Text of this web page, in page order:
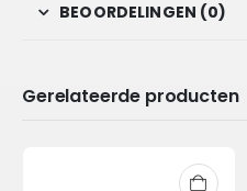
BEOORDELINGEN (0)
Gerelateerde producten